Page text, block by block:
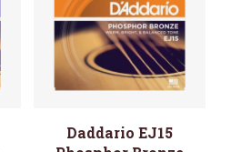
Daddario EJ15